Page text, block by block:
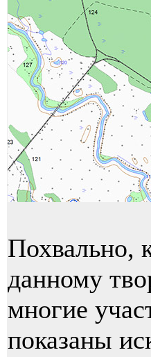
Похвально,
данному
многие
показаны